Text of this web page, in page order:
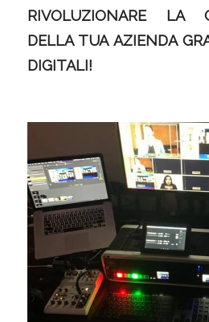
RIVOLUZIONARE LA
DELLA TUA AZIENDA
DIGITALI!